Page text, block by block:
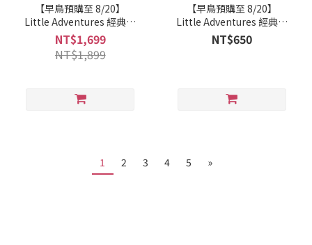
【早鳥預購至 8/20】
Little Adventures 經典造
型服裝 - 消防員(紅)
NT$1,699
NT$1,899
【早鳥預購至 8/20】
Little Adventures 經典造
型帽子 - 女巫帽
NT$650
1 2 3 4 5 »